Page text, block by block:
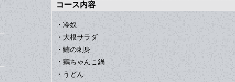
コース内容
・冷奴
・大根サラダ
・鮪の刺身
・鶏ちゃんこ鍋
・うどん